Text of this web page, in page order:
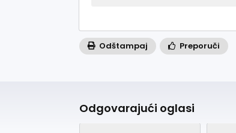
Odštampaj Preporuči
Odgovarajući oglasi